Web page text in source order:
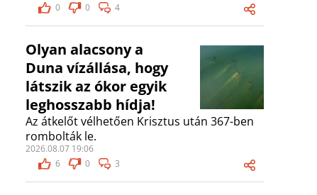
0
0 4
Olyan alacsony a
Duna vízállása, hogy
látszik az ókor egyik
leghosszabb hídja!
Az átkelőt vélhetően Krisztus után 367-ben
rombolták le.
2026.08.07 19:06
6
0 3